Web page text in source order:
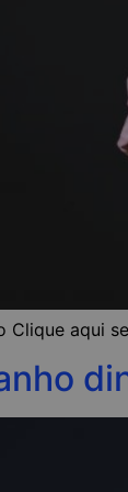
Clique aqui